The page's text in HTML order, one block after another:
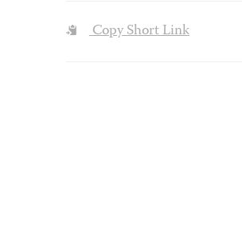
Copy Short Link